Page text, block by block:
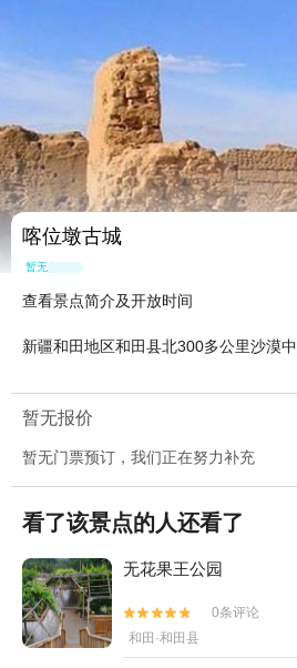
喀位墩古城
暂无点评
查看景点简介及开放时间
新疆和田地区和田县北300多公里沙漠中
暂无报价
暂无门票预订，我们正在努力补充
看了该景点的人还看了
无花果王公园


0条评论
和田·和田县